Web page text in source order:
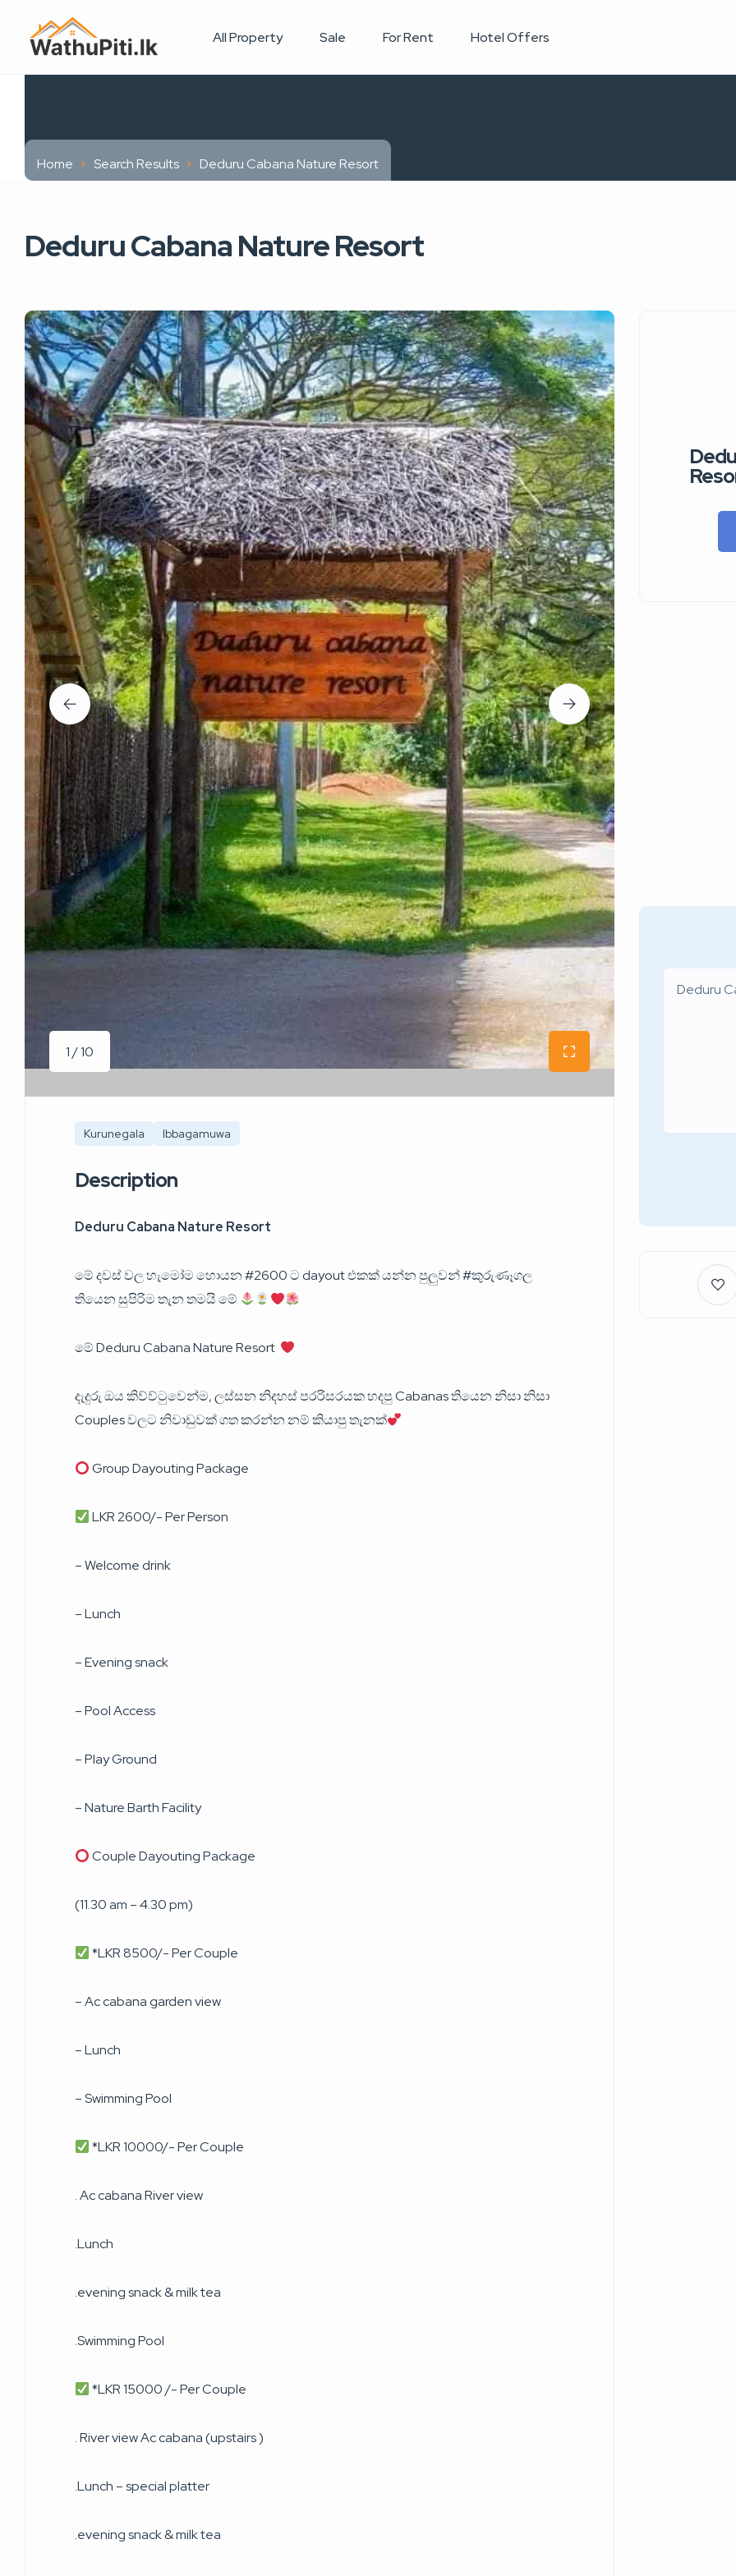
All Property Sale For Rent Hotel Offers
Home Search Results Deduru Cabana Nature Resort
Deduru Cabana Nature Resort
1 / 10
Kurunegala Ibbagamuwa
Description
Deduru Cabana Nature Resort
මේ දවස් වල හැමෝම හොයන #2600 ට dayout එකක් යන්න පුලුවන් #කුරුණෑගල
තියෙන සුපිරිම තැන තමයි මේ
මේ Deduru Cabana Nature Resort
දැදුරු ඔය කිව්ව්ටුවෙන්ම, ලස්සන නිදහස් පරරිසරයක හදපු Cabanas තියෙන නිසා නිසා
Couples වලට නිවාඩුවක් ගත කරන්න නම් කියාපු තැනක්
Group Dayouting Package
LKR 2600/- Per Person
– Welcome drink
– Lunch
– Evening snack
– Pool Access
– Play Ground
– Nature Barth Facility
Couple Dayouting Package
(11.30 am – 4.30 pm)
*LKR 8500/- Per Couple
– Ac cabana garden view
– Lunch
– Swimming Pool
*LKR 10000/- Per Couple
. Ac cabana River view
.Lunch
.evening snack & milk tea
.Swimming Pool
*LKR 15000 /- Per Couple
. River view Ac cabana (upstairs )
.Lunch – special platter
.evening snack & milk tea